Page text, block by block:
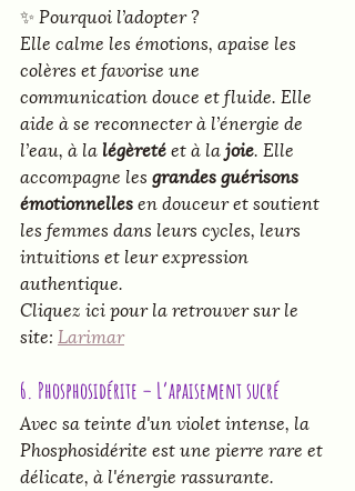
✨ Pourquoi l’adopter ?
Elle calme les émotions, apaise les
colères et favorise une
communication douce et fluide. Elle
aide à se reconnecter à l’énergie de
l’eau, à la légèreté et à la joie. Elle
accompagne les grandes guérisons
émotionnelles en douceur et soutient
les femmes dans leurs cycles, leurs
intuitions et leur expression
authentique.
Cliquez ici pour la retrouver sur le
site: Larimar
6. Phosphosidérite – L’apaisement sucré
Avec sa teinte d'un violet intense, la
Phosphosidérite est une pierre rare et
délicate, à l'énergie rassurante.